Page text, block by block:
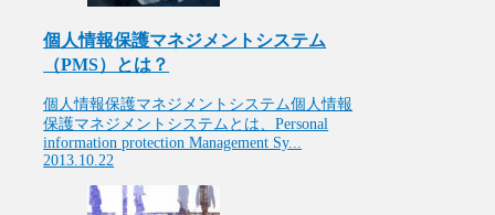
個人情報保護マネジメントシステム
（PMS）とは？
個人情報保護マネジメントシステム個人情報
保護マネジメントシステムとは、Personal
information protection Management Sy...
2013.10.22